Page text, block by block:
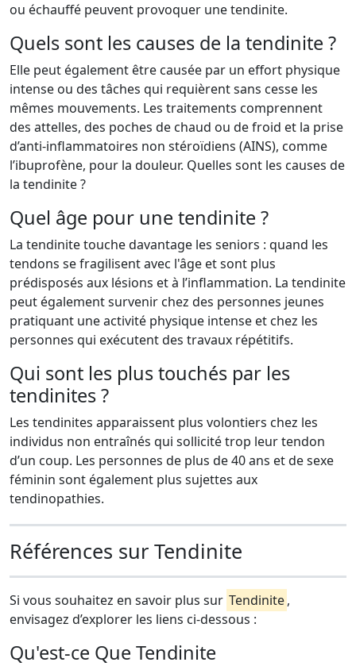
ou échauffé peuvent provoquer une tendinite.
Quels sont les causes de la tendinite ?
Elle peut également être causée par un effort physique
intense ou des tâches qui requièrent sans cesse les
mêmes mouvements. Les traitements comprennent
des attelles, des poches de chaud ou de froid et la prise
d’anti-inflammatoires non stéroïdiens (AINS), comme
l’ibuprofène, pour la douleur. Quelles sont les causes de
la tendinite ?
Quel âge pour une tendinite ?
La tendinite touche davantage les seniors : quand les
tendons se fragilisent avec l'âge et sont plus
prédisposés aux lésions et à l’inflammation. La tendinite
peut également survenir chez des personnes jeunes
pratiquant une activité physique intense et chez les
personnes qui exécutent des travaux répétitifs.
Qui sont les plus touchés par les
tendinites ?
Les tendinites apparaissent plus volontiers chez les
individus non entraînés qui sollicité trop leur tendon
d’un coup. Les personnes de plus de 40 ans et de sexe
féminin sont également plus sujettes aux
tendinopathies.
Références sur Tendinite
Si vous souhaitez en savoir plus sur Tendinite,
envisagez d’explorer les liens ci-dessous :
Qu'est-ce Que Tendinite